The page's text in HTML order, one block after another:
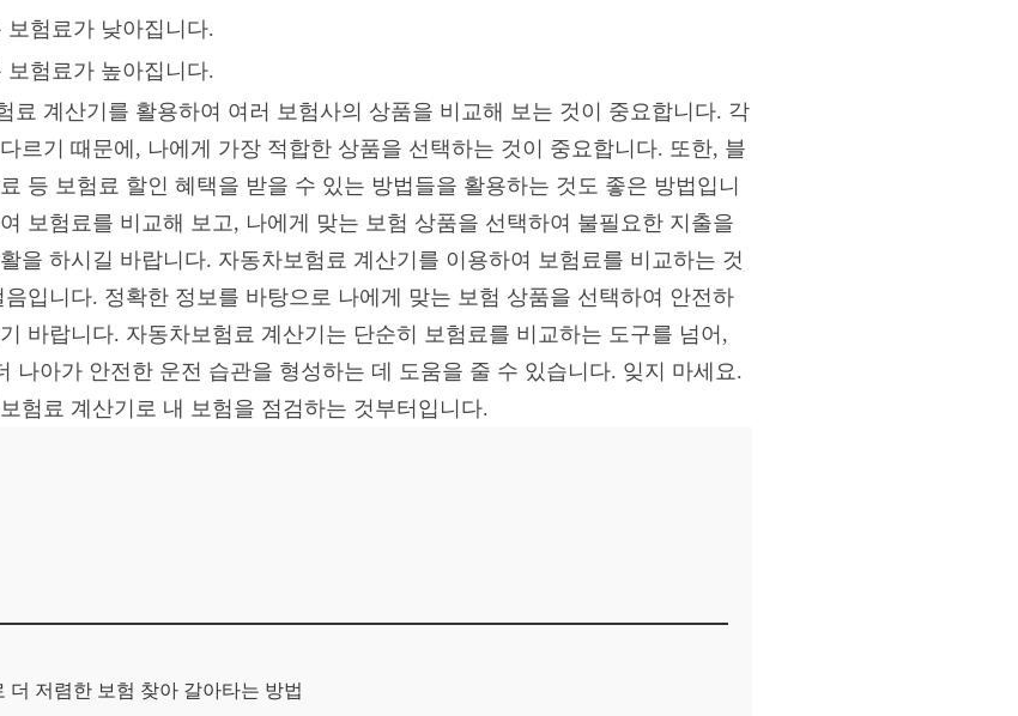
험료가 낮아집니다.
보험료가 높아집니다.
료 계산기를 활용하여 여러 보험사의 상품을 비교해 보는 것이 중요합니다. 각
르기 때문에, 나에게 가장 적합한 상품을 선택하는 것이 중요합니다. 또한, 블
등 보험료 할인 혜택을 받을 수 있는 방법들을 활용하는 것도 좋은 방법입니
보험료를 비교해 보고, 나에게 맞는 보험 상품을 선택하여 불필요한 지출을
을 하시길 바랍니다. 자동차보험료 계산기를 이용하여 보험료를 비교하는 것
입니다. 정확한 정보를 바탕으로 나에게 맞는 보험 상품을 선택하여 안전하
바랍니다. 자동차보험료 계산기는 단순히 보험료를 비교하는 도구를 넘어,
나아가 안전한 운전 습관을 형성하는 데 도움을 줄 수 있습니다. 잊지 마세요.
험료 계산기로 내 보험을 점검하는 것부터입니다.
더 저렴한 보험 찾아 갈아타는 방법